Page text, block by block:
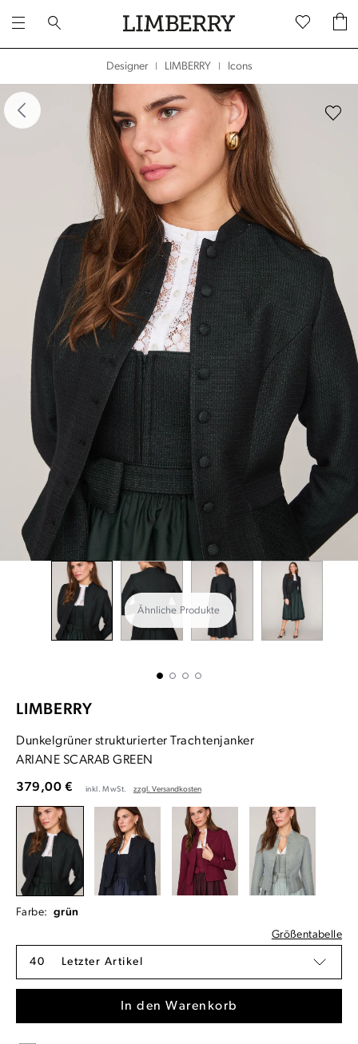
Designer LIMBERRY Icons
überspringen
Ähnliche Produkte
LIMBERRY
Dunkelgrüner strukturierter Trachtenjanker
ARIANE SCARAB GREEN
379,00 € inkl. MwSt. zzgl. Versandkosten
Farbe: grün
Größentabelle
40 Letzter Artikel
In den Warenkorb